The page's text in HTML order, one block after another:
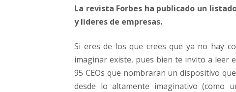
La revista Forbes ha publicado un
y lideres de empresas.
Si eres de los que crees que ya no hay
imaginar existe, pues bien te invito a leer
95 CEOs que nombraran un dispositivo
desde lo altamente imaginativo (como